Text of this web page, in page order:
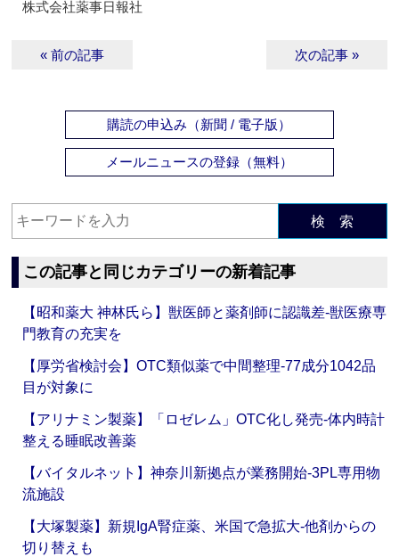
株式会社薬事日報社
« 前の記事 次の記事 »
購読の申込み（新聞 / 電子版）
メールニュースの登録（無料）
検 索
この記事と同じカテゴリーの新着記事
【昭和薬大 神林氏ら】獣医師と薬剤師に認識差‐獣医療専
門教育の充実を
【厚労省検討会】OTC類似薬で中間整理‐77成分1042品
目が対象に
【アリナミン製薬】「ロゼレム」OTC化し発売‐体内時計
整える睡眠改善薬
【バイタルネット】神奈川新拠点が業務開始‐3PL専用物
流施設
【大塚製薬】新規IgA腎症薬、米国で急拡大‐他剤からの
切り替えも